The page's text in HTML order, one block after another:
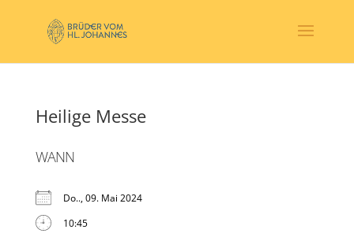
Heilige Messe
WANN
Do.., 09. Mai 2024
10:45